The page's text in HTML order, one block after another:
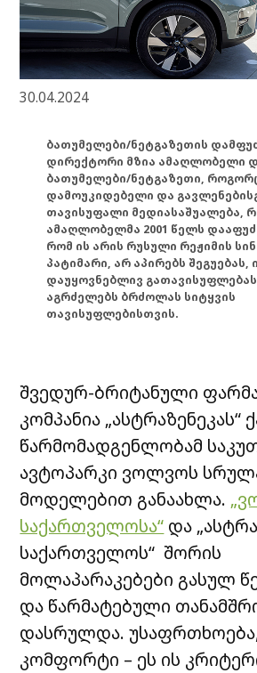
30.04.2024
ბათუმელები/ნეტგაზეთის
დირექტორი მზია ამაღლობელი
ბათუმელები/ნეტგაზეთი,
დამოუკიდებელი და
თავისუფალი მედიასაშუალება,
ამაღლობელმა 2001 წელს
რომ ის არის რუსული რეჟიმის
პატიმარი, არ აპირებს შეგუებას,
დაუყოვნებლივ
აგრძელებს ბრძოლას სიტყვის
თავისუფლებისთვის.
შვედურ-ბრიტანული
კომპანია
წარმომადგენლობამ
ავტოპარკი ვოლვოს
მოდელებით განაახლა.
საქართველოსა“ და
საქართველოს“ შორის
მოლაპარაკებები გასულ
და წარმატებული
დასრულდა.
კომფორტი – ეს ის